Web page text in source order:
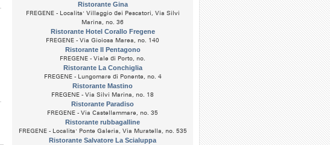
Ristorante Gina
FREGENE - Localita' Villaggio dei Pescatori, Via Silvi
Marina, no. 36
Ristorante Hotel Corallo Fregene
FREGENE - Via Gioiosa Marea, no. 140
Ristorante Il Pentagono
FREGENE - Viale di Porto, no.
Ristorante La Conchiglia
FREGENE - Lungomare di Ponente, no. 4
Ristorante Mastino
FREGENE - Via Silvi Marina, no. 18
Ristorante Paradiso
FREGENE - Via Castellammare, no. 35
Ristorante rubbagalline
FREGENE - Localita' Ponte Galeria, Via Muratella, no. 535
Ristorante Salvatore La Scialuppa